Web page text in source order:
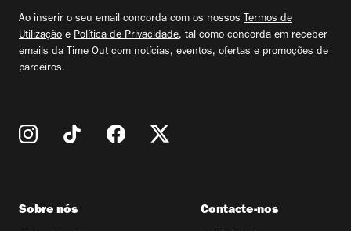
Ao inserir o seu email concorda com os nossos Termos de
Utilização e Política de Privacidade, tal como concorda em receber
emails da Time Out com notícias, eventos, ofertas e promoções de
parceiros.
Sobre nós Contacte-nos